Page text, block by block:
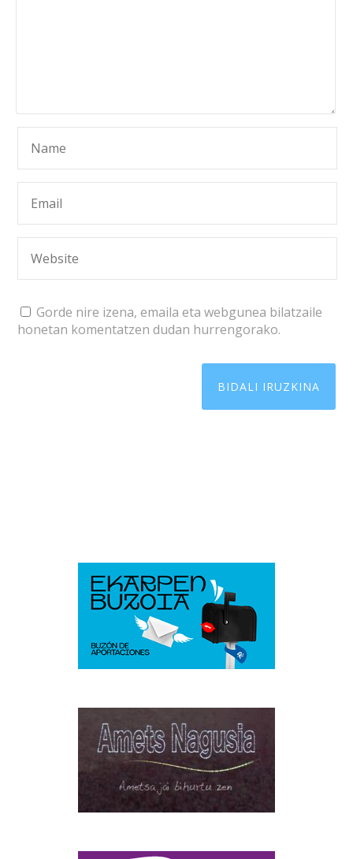
Gorde nire izena, emaila eta webgunea bilatzaile
honetan komentatzen dudan hurrengorako.